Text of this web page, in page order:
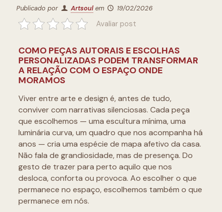
Publicado por Artsoul em 19/02/2026
Avaliar post
COMO PEÇAS AUTORAIS E ESCOLHAS
PERSONALIZADAS PODEM TRANSFORMAR
A RELAÇÃO COM O ESPAÇO ONDE
MORAMOS
Viver entre arte e design é, antes de tudo,
conviver com narrativas silenciosas. Cada peça
que escolhemos — uma escultura mínima, uma
luminária curva, um quadro que nos acompanha há
anos — cria uma espécie de mapa afetivo da casa.
Não fala de grandiosidade, mas de presença. Do
gesto de trazer para perto aquilo que nos
desloca, conforta ou provoca. Ao escolher o que
permanece no espaço, escolhemos também o que
permanece em nós.